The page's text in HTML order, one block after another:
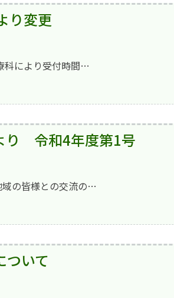
よくあるご質問(FAQ)
人情報
児休業等の取得割合の公表
りーごーるど(広報誌)
輪会（クラブ活動）
生労働大臣の定める掲示事項
脳神経外科
放射線科
地域包括ケア病棟
問看護ステーション
規模多機能型居宅介護事業所 みなみ風
り変更
により受付時間…
り 令和4年度第1号
域の皆様との交流の…
ついて